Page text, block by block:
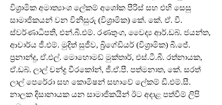
විශ්‍රාමික අමාත්‍යාංශ ලේකම් අශෝක පීරිස් සහ එහි සෙසු
සාමාජිකයන් වන විනිසුරු (විශ්‍රාමික) කේ. කේ. ඒ. වී.
ස්වර්ණාධිපති, එන්.බී.එම්. රණතුංග, වෛද්‍ය ආර්.ඩබ්. ජයන්ත,
ආචාර්ය ජී.එම්. මුදිත් සුජීව, බ්‍රිගේඩියර් (විශ්‍රාමික) බී.ජේ.
ප්‍රනාන්දු, ඒ.එල්. මොහොමඩ් මුක්තාර්, එස්.ටී.බී. රත්නායක,
ඒ.ඩබ්. ලාල් චන්ද්‍ර වීරකෝන්, ජී.ඒ.පී. පත්මනාත, කේ. සරත්
ලාල් පෙරේරා සහ කොමිෂන් සභාවේ ලේකම් ඩී.එම්.සී.
නාලක දිසානායක යන සාමාජිකයින් ඊට අදාළ පත්වීම් ලිපි